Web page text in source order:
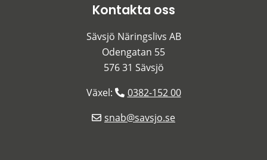
Kontakta oss
Sävsjö Näringslivs AB
Odengatan 55
576 31 Sävsjö
Växel:
0382-152 00
snab@savsjo.se